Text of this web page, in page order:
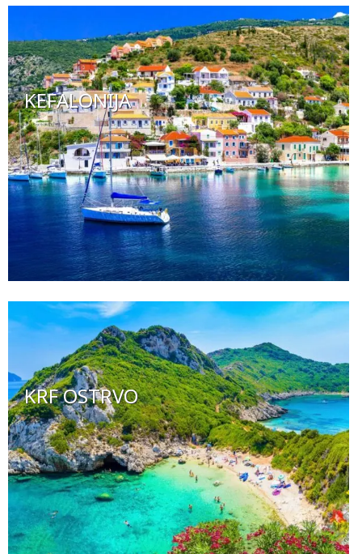
KEFALONIJA
KRF OSTRVO